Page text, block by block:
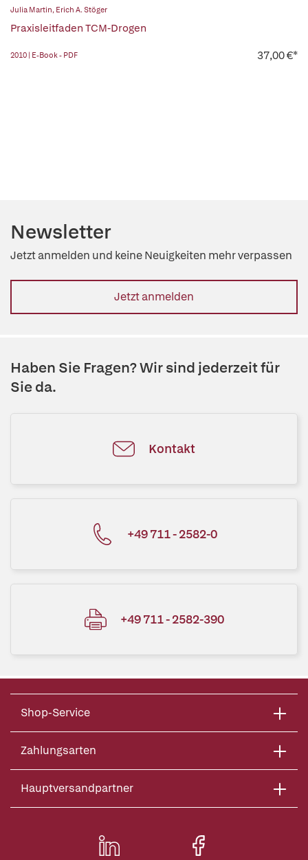
Julia Martin, Erich A. Stöger
Praxisleitfaden TCM-Drogen
2010 | E-Book - PDF 37,00 €*
Newsletter
Jetzt anmelden und keine Neuigkeiten mehr verpassen
Jetzt anmelden
Haben Sie Fragen? Wir sind jederzeit für
Sie da.
Kontakt
+49 711 - 2582-0
+49 711 - 2582-390
Shop-Service
Zahlungsarten
Hauptversandpartner